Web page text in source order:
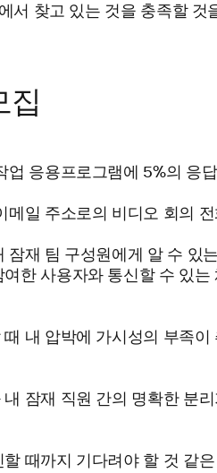
서 찾고 있는 것을 충족할 것
집
업 응용프로그램에 5%의 응
메일 주소로의 비디오 회의
잠재 팀 구성원에게 알 수 있
한 사용자와 통신할 수 있는
내 압박에 가시성의 부족이
잠재 직원 간의 명확한 분
때까지 기다려야 할 것 같